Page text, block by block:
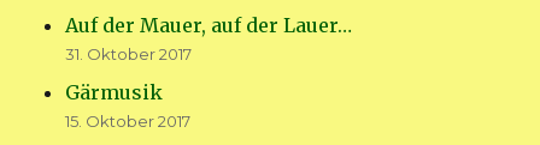
Auf der Mauer, auf der Lauer…
31. Oktober 2017
Gärmusik
15. Oktober 2017